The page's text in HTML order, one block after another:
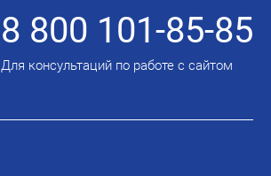
8 800 101-85-85
Для консультаций по работе с сайтом